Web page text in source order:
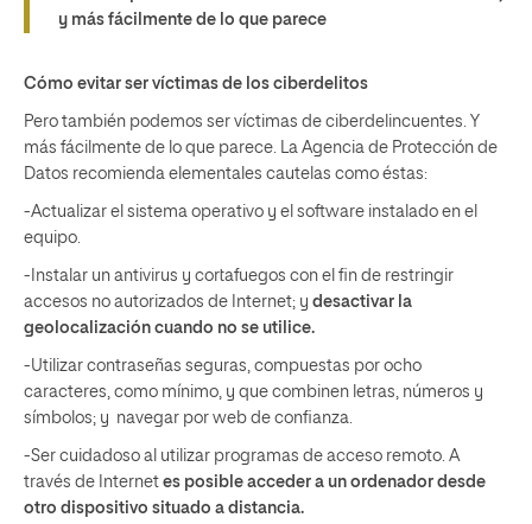
y más fácilmente de lo que parece
Cómo evitar ser víctimas de los ciberdelitos
Pero también podemos ser víctimas de ciberdelincuentes. Y
más fácilmente de lo que parece. La Agencia de Protección de
Datos recomienda elementales cautelas como éstas:
-Actualizar el sistema operativo y el software instalado en el
equipo.
-Instalar un antivirus y cortafuegos con el fin de restringir
accesos no autorizados de Internet; y desactivar la
geolocalización cuando no se utilice.
-Utilizar contraseñas seguras, compuestas por ocho
caracteres, como mínimo, y que combinen letras, números y
símbolos; y navegar por web de confianza.
-Ser cuidadoso al utilizar programas de acceso remoto. A
través de Internet es posible acceder a un ordenador desde
otro dispositivo situado a distancia.